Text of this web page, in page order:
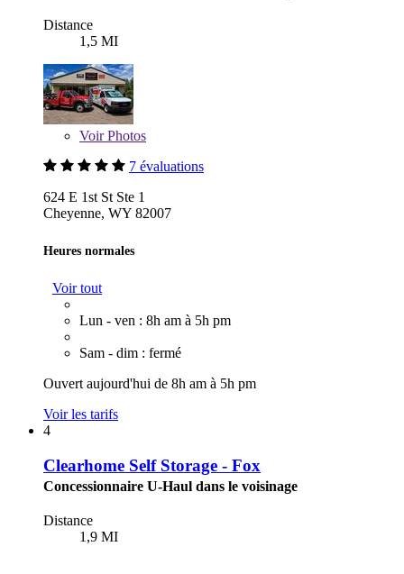
Distance
1,5 MI
VoirPhotos
7 évaluations
624 E 1st St Ste 1
Cheyenne, WY 82007
Heures normales
Voir tout
Lun - ven : 8h am à 5h pm
Sam - dim : fermé
Ouvert aujourd'hui de 8h am à 5h pm
Voir les tarifs
4
Clearhome Self Storage - Fox
Concessionnaire U-Haul dans le voisinage
Distance
1,9 MI